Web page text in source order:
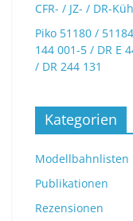
CFR- / JZ- / DR-
Piko 51180 /
144 001-5 / DR E
/ DR 244 131
Kategorien
Modellbahnlisten
Publikationen
Rezensionen